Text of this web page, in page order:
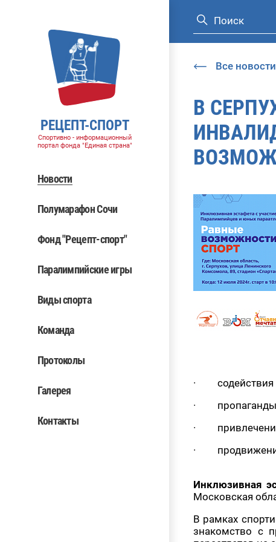
РЕЦЕПТ-СПОРТ
Спортивно - информационный
портал фонда "Единая страна"
Новости
Полумарафон Сочи
Фонд "Рецепт-спорт"
Паралимпийские игры
Виды спорта
Команда
Протоколы
Галерея
Контакты
Все новости
В
· содействия
· пропаганды
· привлечения
· продвижения
Инклюзивная
Московская
В рамках
знакомство с